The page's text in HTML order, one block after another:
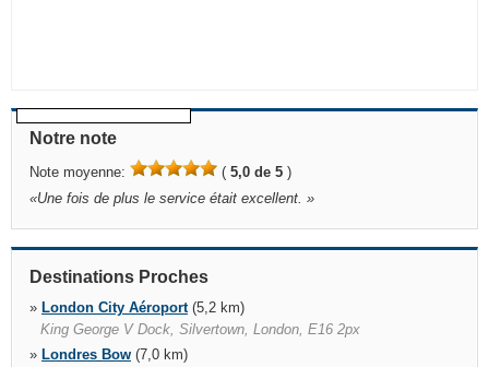
Notre note
Note moyenne: ( 5,0 de 5 )
«Une fois de plus le service était excellent. »
Destinations Proches
» London City Aéroport(5,2 km)
King George V Dock, Silvertown, London, E16 2px
» Londres Bow (7,0 km)